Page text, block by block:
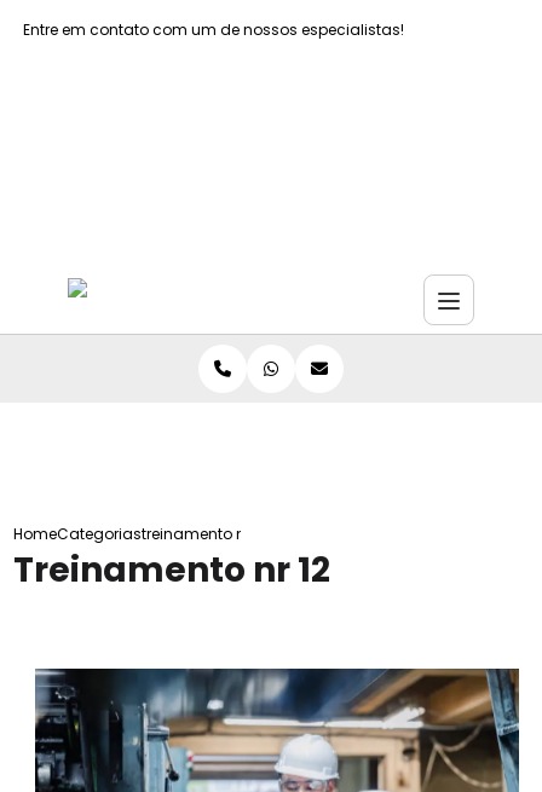
Entre em contato com um de nossos especialistas!
HomeCategoriastreinamento nr 12
Treinamento nr 12